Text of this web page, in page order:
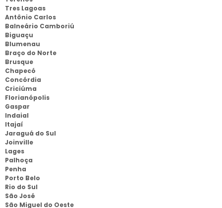
Tres Lagoas
Antônio Carlos
Balneário Camboriú
Biguaçu
Blumenau
Braço do Norte
Brusque
Chapecó
Concórdia
Criciúma
Florianópolis
Gaspar
Indaial
Itajaí
Jaraguá do Sul
Joinville
Lages
Palhoça
Penha
Porto Belo
Rio do Sul
São José
São Miguel do Oeste